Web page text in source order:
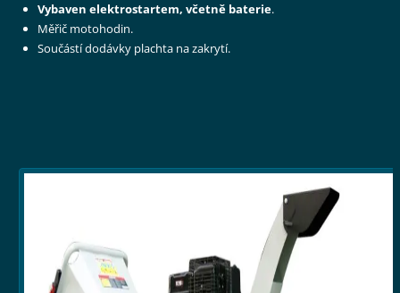
Vybaven elektrostartem, včetně baterie.
Měřič motohodin.
Součástí dodávky plachta na zakrytí.